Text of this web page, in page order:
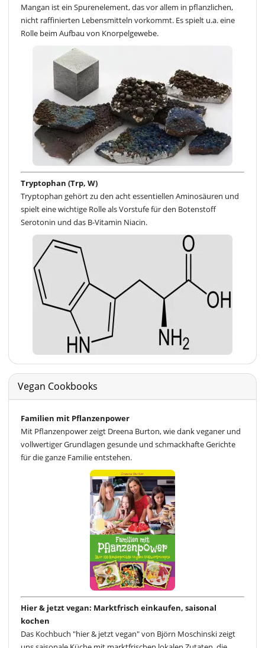
Mangan ist ein Spurenelement, das vor allem in pflanzlichen,
nicht raffinierten Lebensmitteln vorkommt. Es spielt u.a. eine
Rolle beim Aufbau von Knorpelgewebe.
Tryptophan (Trp, W)
Tryptophan gehört zu den acht essentiellen Aminosäuren und
spielt eine wichtige Rolle als Vorstufe für den Botenstoff
Serotonin und das B-Vitamin Niacin.
Vegan Cookbooks
Familien mit Pflanzenpower
Mit Pflanzenpower zeigt Dreena Burton, wie dank veganer und
vollwertiger Grundlagen gesunde und schmackhafte Gerichte
für die ganze Familie entstehen.
Hier & jetzt vegan: Marktfrisch einkaufen, saisonal
kochen
Das Kochbuch "hier & jetzt vegan" von Björn Moschinski zeigt